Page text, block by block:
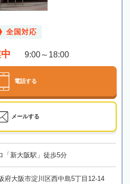
全国対応
9:00～18:00
電話する
メールする
「新大阪駅」徒歩5分
府大阪市淀川区西中島5丁目12-14